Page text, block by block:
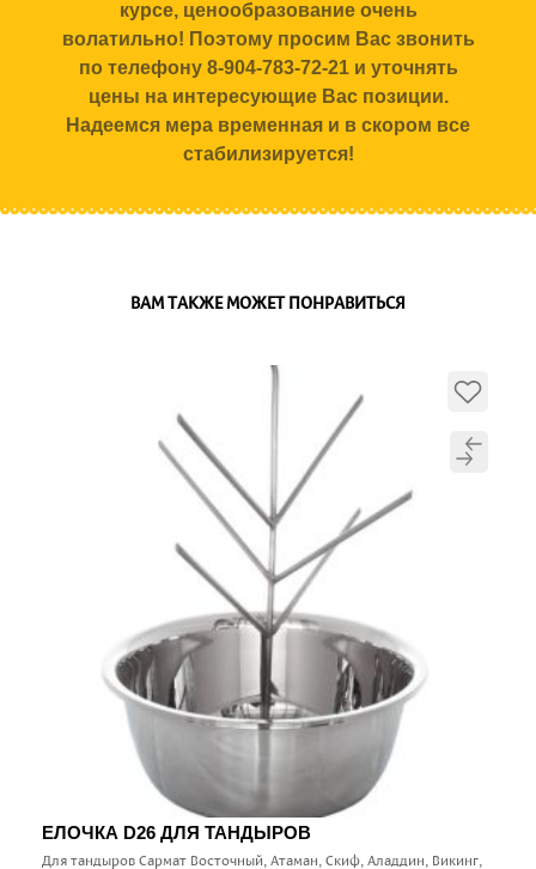
курсе, ценообразование очень
волатильно! Поэтому просим Вас звонить
по телефону 8-904-783-72-21 и уточнять
цены на интересующие Вас позиции.
Надеемся мера временная и в скором все
стабилизируется!
ВАМ ТАКЖЕ МОЖЕТ ПОНРАВИТЬСЯ
ЕЛОЧКА D26 ДЛЯ ТАНДЫРОВ
Для тандыров Сармат Восточный, Атаман, Скиф, Аладдин, Викинг,